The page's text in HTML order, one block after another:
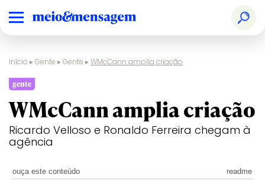
Início ▸Gente ▸Gente ▸WMcCann amplia criação
gente
WMcCann amplia criação
Ricardo Velloso e Ronaldo Ferreira chegam à
agência
ouça este conteúdo readme